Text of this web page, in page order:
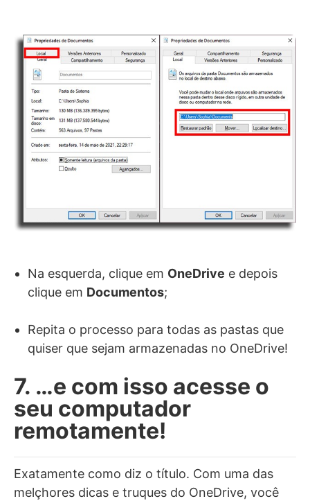
Na esquerda, clique em OneDrive e depois
clique em Documentos;
Repita o processo para todas as pastas que
quiser que sejam armazenadas no OneDrive!
7. …e com isso acesse o
seu computador
remotamente!
Exatamente como diz o título. Com uma das
melçhores dicas e truques do OneDrive, você